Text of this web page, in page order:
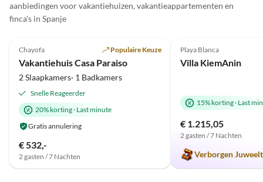
aanbiedingen voor vakantiehuizen, vakantieappartementen en
finca's in Spanje
Chayofa Populaire Keuze
Vakantiehuis Casa Paraiso
2 Slaapkamers· 1 Badkamers
Snelle Reageerder
20% korting· Last minute
Gratis annulering
€ 532,-
2 gasten / 7 Nachten
Playa Blanca
Villa KiemAnin
15% korting· Last
€ 1.215,05
2 gasten / 7 Nachten
Verborgen